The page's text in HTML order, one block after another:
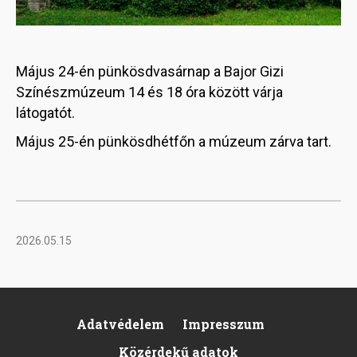
Május 24-én pünkösdvasárnap a Bajor Gizi
Színészmúzeum 14 és 18 óra között várja
látogatót.
Május 25-én pünkösdhétfőn a múzeum zárva tart.
2026.05.15
Footer
Adatvédelem
Impresszum
Közérdekű adatok